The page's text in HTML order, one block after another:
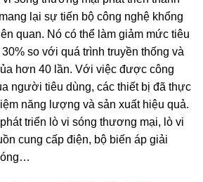
lại sự tiến bộ công nghệ khổng
quan. Nó có thể làm giảm mức tiêu
so với quá trình truyền thống và
hơn 40 lần. Với việc được công
người tiêu dùng, các thiết bị đã thực
năng lượng và sản xuất hiệu quả.
triển lò vi sóng thương mại, lò vi
cung cấp điện, bộ biến áp giải